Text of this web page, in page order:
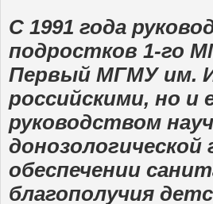
С 1991 года
подростков 1-го
Первый МГМУ им.
российскими, но и
руководством
донозологической
обеспечении
благополучия